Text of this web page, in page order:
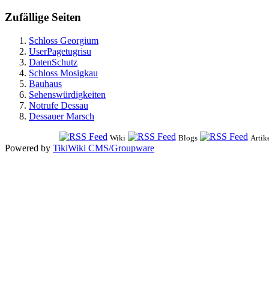
Zufällige Seiten
Schloss Georgium
UserPagetugrisu
DatenSchutz
Schloss Mosigkau
Bauhaus
Sehenswürdigkeiten
Notrufe Dessau
Dessauer Marsch
Wiki Blogs
Powered by TikiWiki CMS/Groupware